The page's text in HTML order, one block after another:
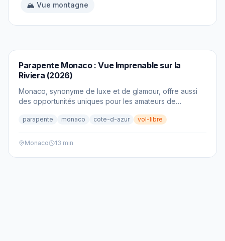
🏔️ Vue montagne
PARAPENTE
Parapente Monaco : Vue Imprenable sur la
Riviera (2026)
Monaco, synonyme de luxe et de glamour, offre aussi
des opportunités uniques pour les amateurs de
principauté comme vous ne l'avez jamais vue. Un vol
parapente monaco cote-d-azur vol-libre
Monaco 13 min